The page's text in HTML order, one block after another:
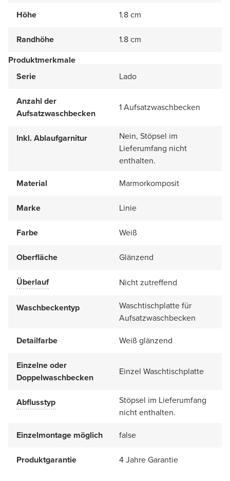
Höhe 1.8 cm
Randhöhe
1.8 cm
Produktmerkmale
Serie
Lado
Anzahl der
Aufsatzwaschbecken
1 Aufsatzwaschbecken
Inkl. Ablaufgarnitur
Nein, Stöpsel im
Lieferumfang nicht
enthalten.
Material
Marmorkomposit
Marke Linie
Farbe Weiß
Oberfläche Glänzend
Überlauf Nicht zutreffend
Waschbeckentyp
Waschtischplatte für
Aufsatzwaschbecken
Detailfarbe
Weiß glänzend
Einzelne oder
Doppelwaschbecken
Einzel Waschtischplatte
Abflusstyp
Stöpsel im Lieferumfang
nicht enthalten.
Einzelmontage möglich
false
Produktgarantie 4 Jahre Garantie